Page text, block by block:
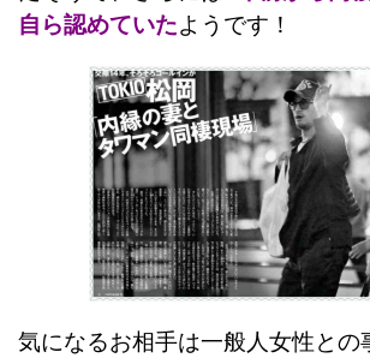
自ら認めていたようです！
気になるお相手は一般人女性との